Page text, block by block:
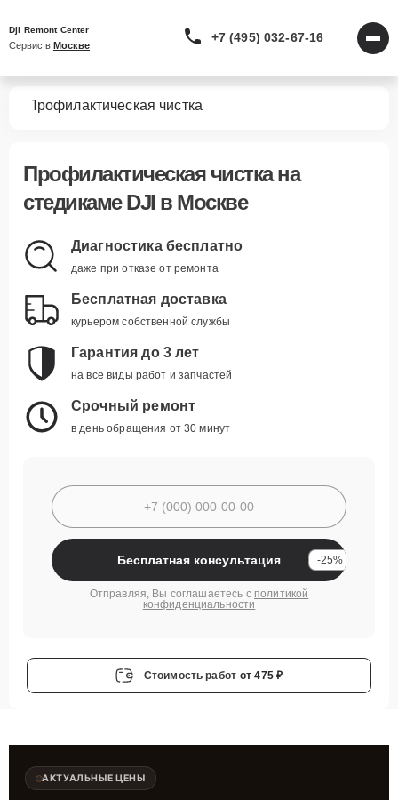
Dji Remont Center
Сервис в Москве
+7 (495) 032-67-16
Профилактическая чистка
Профилактическая чисткана
стедикаме DJI в Москве
Диагностика бесплатно
даже при отказе от ремонта
Бесплатная доставка
курьером собственной службы
Гарантия до 3 лет
на все виды работ и запчастей
Срочный ремонт
в день обращения от 30 минут
Бесплатная консультация -25%
Отправляя, Вы соглашаетесь с политикой
конфиденциальности
Стоимость работ от 475 ₽
АКТУАЛЬНЫЕ ЦЕНЫ